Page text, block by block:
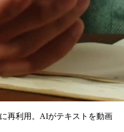
再利用。AIがテキストを動画